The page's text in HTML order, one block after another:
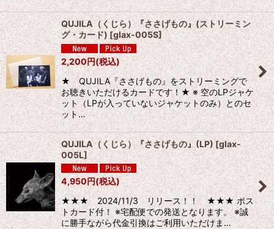
QUJILA（くじら）『ささげもの』(ストリーミン
グ・カード)[glax-005S]
2,200円(税込)
★ QUJILA『ささげもの』をストリーミングで
お聴きいただけるカードです！★ ※ 空のLPジャケ
ット（LPが入っていないジャケットのみ）とのセ
ット…
QUJILA（くじら）『ささげもの』(LP) [glax-
005L]
4,950円(税込)
★★★ 2024/11/3 リリース！！ ★★★ ポス
トカード付！ ※宅配便での発送となります。 ※誠
に勝手ながら代金引換はご利用いただけま…